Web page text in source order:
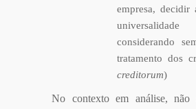
empresa, decidir
considerando
tratamento dos
creditorum)
No contexto em análise, não